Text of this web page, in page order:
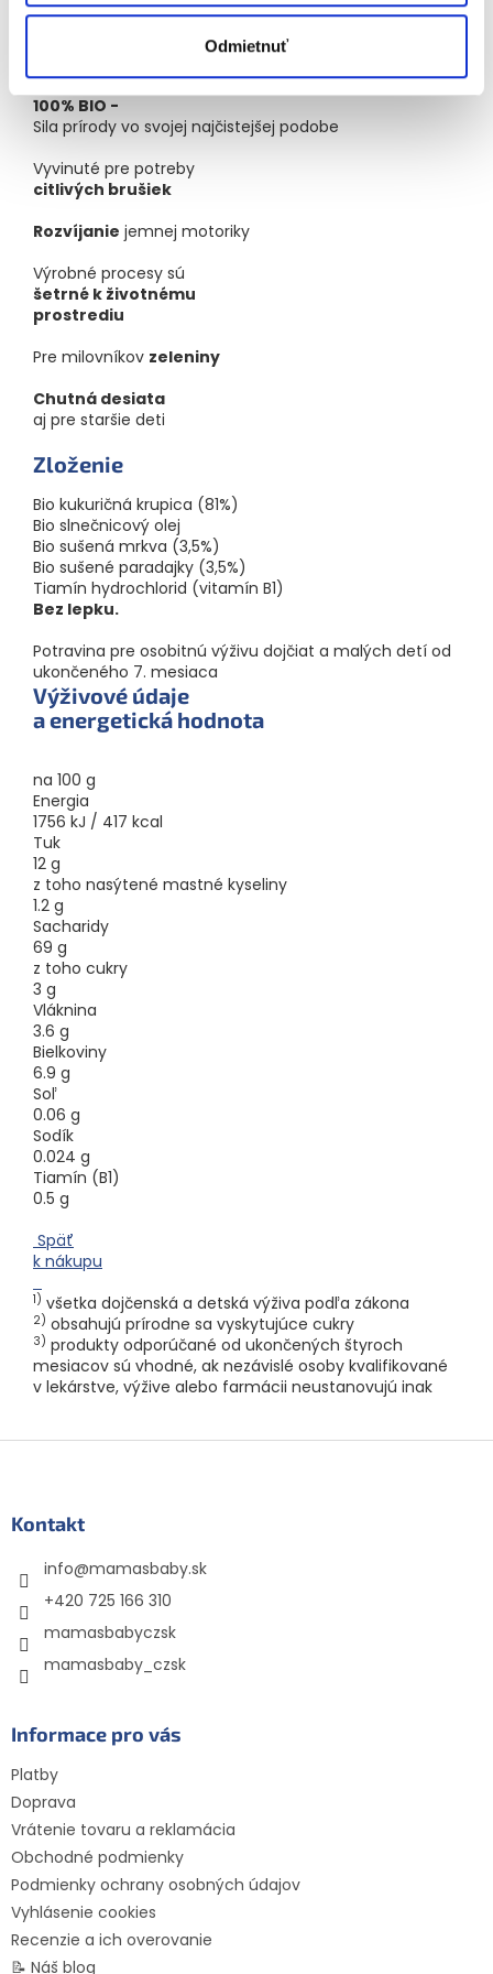
Odmietnuť
výroby, čo zaručuje spoločnosti stopercentnú kontrolu
nad kvalitou a čerstvosťou výrobkov a znižuje uhlíkovú
100% BIO -
Sila prírody vo svojej najčistejšej podobe
Vyvinuté pre potreby
citlivých brušiek
Rozvíjanie jemnej motoriky
Výrobné procesy sú
šetrné k životnému
prostrediu
Pre milovníkov zeleniny
Chutná desiata
aj pre staršie deti
Zloženie
Bio kukuričná krupica (81%)
Bio slnečnicový olej
Bio sušená mrkva (3,5%)
Bio sušené paradajky (3,5%)
Tiamín hydrochlorid (vitamín B1)
Bez lepku.
Potravina pre osobitnú výživu dojčiat a malých detí od
ukončeného 7. mesiaca
Výživové údaje
a energetická hodnota
na 100 g
Energia
1756 kJ / 417 kcal
Tuk
12 g
z toho nasýtené mastné kyseliny
1.2 g
Sacharidy
69 g
z toho cukry
3 g
Vláknina
3.6 g
Bielkoviny
6.9 g
Soľ
0.06 g
Sodík
0.024 g
Tiamín (B1)
0.5 g
Späť
k nákupu
1) všetka dojčenská a detská výživa podľa zákona
2) obsahujú prírodne sa vyskytujúce cukry
3) produkty odporúčané od ukončených štyroch
mesiacov sú vhodné, ak nezávislé osoby kvalifikované
v lekárstve, výžive alebo farmácii neustanovujú inak
Kontakt
info@mamasbaby.sk
+420 725 166 310
mamasbabyczsk
mamasbaby_czsk
Informace pro vás
Platby
Doprava
Vrátenie tovaru a reklamácia
Obchodné podmienky
Podmienky ochrany osobných údajov
Vyhlásenie cookies
Recenzie a ich overovanie
📝 Náš blog